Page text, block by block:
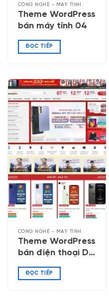
CÔNG NGHỆ - MÁY TÍNH
Theme WordPress
bán máy tính 04
ĐỌC TIẾP
CÔNG NGHỆ - MÁY TÍNH
Theme WordPress
bán điện thoại Di
Động Việt
ĐỌC TIẾP